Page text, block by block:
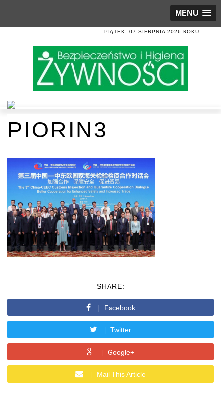
MENU
PIĄTEK, 07 SIERPNIA 2026 ROKU.
PIORIN3
SHARE:
Facebook
Twitter
Google+
Mail This Article